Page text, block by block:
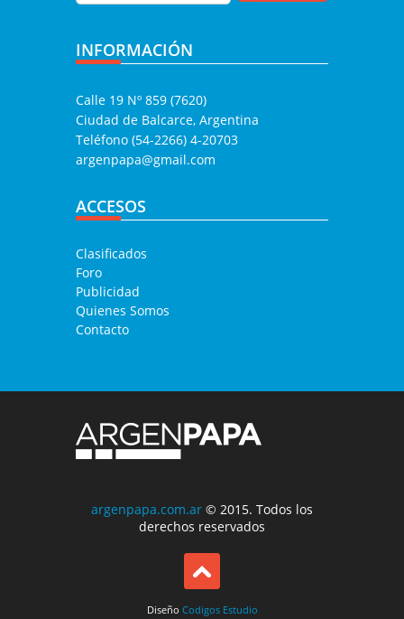
INFORMACIÓN
Calle 19 Nº 859 (7620)
Ciudad de Balcarce, Argentina
Teléfono (54-2266) 4-20703
argenpapa@gmail.com
ACCESOS
Clasificados
Foro
Publicidad
Quienes Somos
Contacto
argenpapa.com.ar © 2015. Todos los
derechos reservados
Diseño Codigos Estudio